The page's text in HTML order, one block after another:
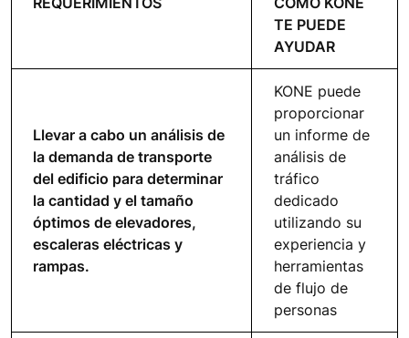
TE PUEDE
AYUDAR
Llevar a cabo un análisis de
la demanda de transporte
del edificio para determinar
la cantidad y el tamaño
óptimos de elevadores,
escaleras eléctricas y
rampas.
KONE puede
proporcionar
un informe de
análisis de
tráfico
dedicado
utilizando su
experiencia y
herramientas
de flujo de
personas